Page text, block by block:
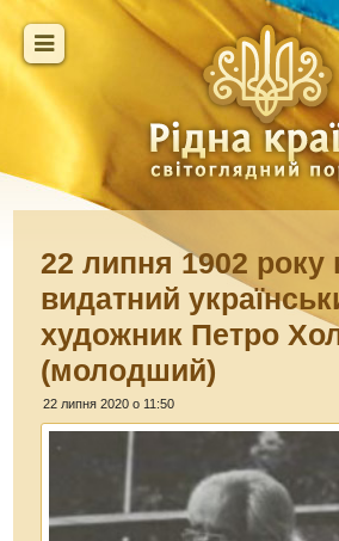
22 липня 1902 року
видатний
художник Петро
(молодший)
22 липня 2020 о 11:50